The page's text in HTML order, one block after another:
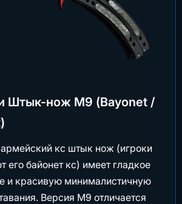
Штык-нож М9 (Bayonet /
кс штык нож (игроки
его байонет кс) имеет гладкое
и красивую минималистичную
Версия M9 отличается